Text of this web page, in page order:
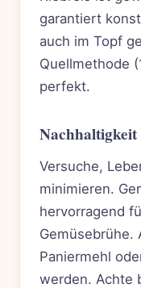
garantiert
auch im Topf
Quellmethode
perfekt.
Versuche,
minimieren.
hervorragend
Gemüsebrühe.
Paniermehl
werden. Achte